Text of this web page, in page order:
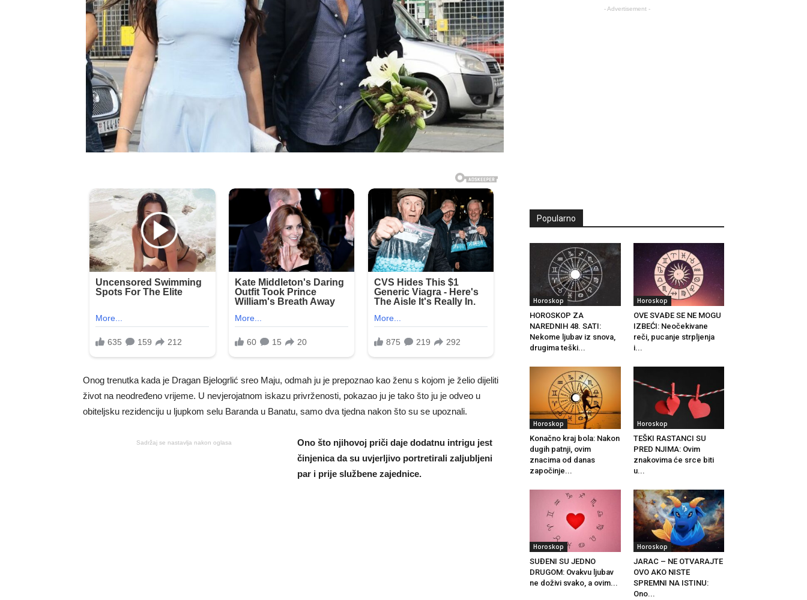
Onog trenutka kada je Dragan Bjelogrlić sreo Maju, odmah ju je prepoznao kao ženu s kojom je želio dijeliti
život na neodređeno vrijeme. U nevjerojatnom iskazu privrženosti, pokazao ju je tako što ju je odveo u
obiteljsku rezidenciju u ljupkom selu Baranda u Banatu, samo dva tjedna nakon što su se upoznali.
Sadržaj se nastavlja nakon oglasa
Ono što njihovoj priči daje dodatnu intrigu jest
činjenica da su uvjerljivo portretirali zaljubljeni
par i prije službene zajednice.
- Advertisement -
Popularno
Horoskop
HOROSKOP ZA
NAREDNIH 48. SATI:
Nekome ljubav iz snova,
drugima teški...
Horoskop
OVE SVAĐE SE NE MOGU
IZBEĆI: Neočekivane
reči, pucanje strpljenja
i...
Horoskop
Konačno kraj bola: Nakon
dugih patnji, ovim
znacima od danas
započinje...
Horoskop
TEŠKI RASTANCI SU
PRED NJIMA: Ovim
znakovima će srce biti
u...
Horoskop
SUĐENI SU JEDNO
DRUGOM: Ovakvu ljubav
ne doživi svako, a ovim...
Horoskop
JARAC – NE OTVARAJTE
OVO AKO NISTE
SPREMNI NA ISTINU:
Ono...